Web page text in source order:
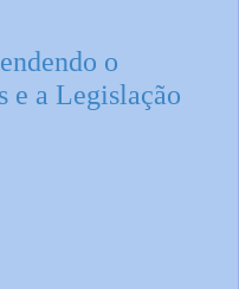
o
e a Legislação